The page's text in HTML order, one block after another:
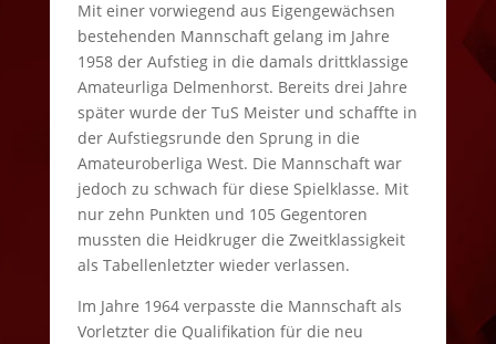
Mit einer vorwiegend aus Eigengewächsen
bestehenden Mannschaft gelang im Jahre
1958 der Aufstieg in die damals drittklassige
Amateurliga Delmenhorst. Bereits drei Jahre
später wurde der TuS Meister und schaffte in
der Aufstiegsrunde den Sprung in die
Amateuroberliga West. Die Mannschaft war
jedoch zu schwach für diese Spielklasse. Mit
nur zehn Punkten und 105 Gegentoren
mussten die Heidkruger die Zweitklassigkeit
als Tabellenletzter wieder verlassen.
Im Jahre 1964 verpasste die Mannschaft als
Vorletzter die Qualifikation für die neu